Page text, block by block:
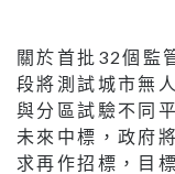
關於首批32個監
段將測試城市無
與分區試驗不同
未來中標，政府
求再作招標，目